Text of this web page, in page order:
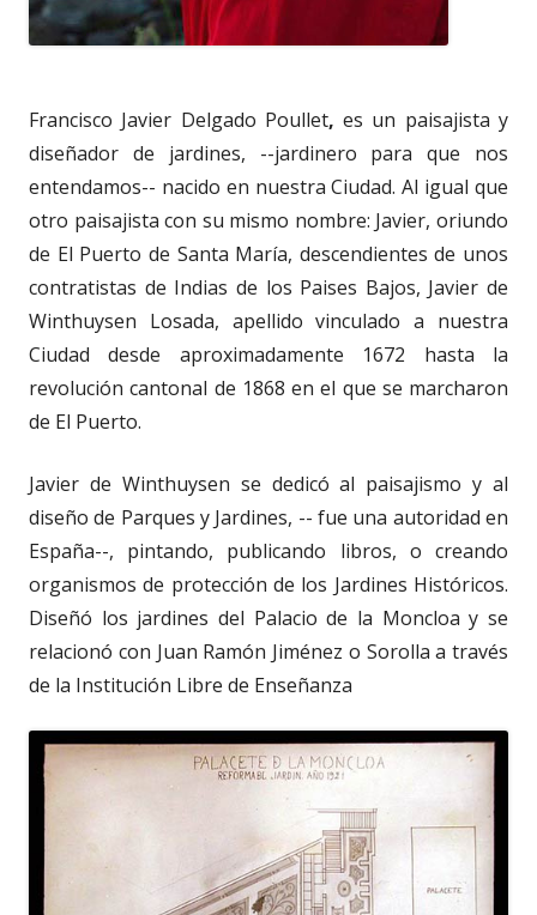
Francisco Javier Delgado Poullet, es un paisajista y
diseñador de jardines, --jardinero para que nos
entendamos-- nacido en nuestra Ciudad. Al igual que
otro paisajista con su mismo nombre: Javier, oriundo
de El Puerto de Santa María, descendientes de unos
contratistas de Indias de los Paises Bajos, Javier de
Winthuysen Losada, apellido vinculado a nuestra
Ciudad desde aproximadamente 1672 hasta la
revolución cantonal de 1868 en el que se marcharon
de El Puerto.
Javier de Winthuysen se dedicó al paisajismo y al
diseño de Parques y Jardines, -- fue una autoridad en
España--, pintando, publicando libros, o creando
organismos de protección de los Jardines Históricos.
Diseñó los jardines del Palacio de la Moncloa y se
relacionó con Juan Ramón Jiménez o Sorolla a través
de la Institución Libre de Enseñanza